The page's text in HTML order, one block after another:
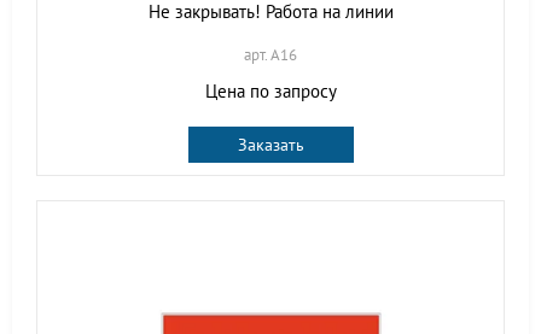
Не закрывать! Работа на линии
арт. A16
Цена по запросу
Заказать